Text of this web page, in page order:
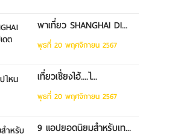
พาเที่ยว SHANGHAI DI...
พุธที่ 20 พฤศจิกายน 2567
เที่ยวเซี่ยงไฮ้....ไ...
พุธที่ 20 พฤศจิกายน 2567
9 แอปยอดนิยมสำหรับเท...